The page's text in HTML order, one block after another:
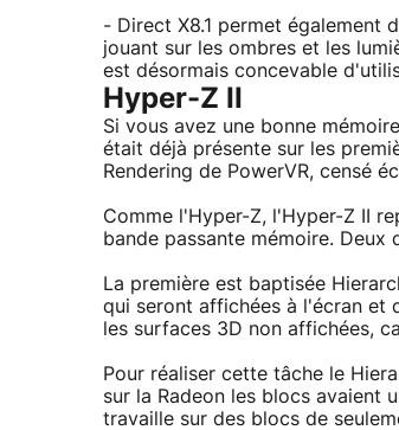
- Direct X8.1 permet également
jouant sur les ombres et les
est désormais concevable
Hyper-Z II
Si vous avez une bonne
était déjà présente sur les
Rendering de PowerVR, censé
Comme l'Hyper-Z, l'Hyper-Z II
bande passante mémoire. Deux
La première est baptisée
qui seront affichées à l'écran et
les surfaces 3D non affichées,
Pour réaliser cette tâche le
sur la Radeon les blocs avaient
travaille sur des blocs de